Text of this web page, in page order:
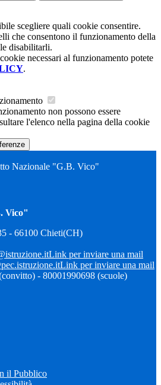
scegliere quali cookie consentire.
che consentono il funzionamento della
disabilitarli.
necessari al funzionamento potete
.
non possono essere
l'elenco nella pagina della cookie
Nazionale "G.B. Vico"
Vico"
- 66100 Chieti(CH)
Link per inviare una mail
Link per inviare una mail
- 80001990698 (scuole)
il Pubblico